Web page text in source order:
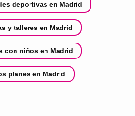
deportivas en Madrid
y talleres en Madrid
con niños en Madrid
planes en Madrid